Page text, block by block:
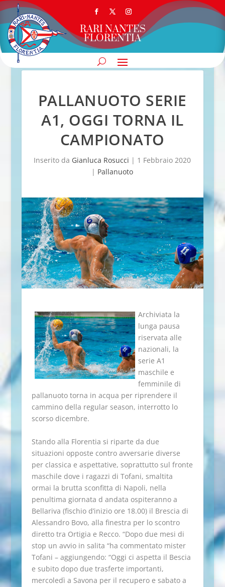
RARI NANTES
FLORENTIA
PALLANUOTO SERIE
A1, OGGI TORNA IL
CAMPIONATO
Inserito da Gianluca Rosucci | 1 Febbraio 2020
| Pallanuoto
Archiviata la
lunga pausa
riservata alle
nazionali, la
serie A1
maschile e
femminile di
pallanuoto torna in acqua per riprendere il
cammino della regular season, interrotto lo
scorso dicembre.
Stando alla Florentia si riparte da due
situazioni opposte contro avversarie diverse
per classica e aspettative, soprattutto sul fronte
maschile dove i ragazzi di Tofani, smaltita
ormai la brutta sconfitta di Napoli, nella
penultima giornata d andata ospiteranno a
Bellariva (fischio d’inizio ore 18.00) il Brescia di
Alessandro Bovo, alla finestra per lo scontro
diretto tra Ortigia e Recco. “Dopo due mesi di
stop un avvio in salita “ha commentato mister
Tofani – aggiungendo: “Oggi ci aspetta il Bescia
e subito dopo due trasferte importanti,
mercoledì a Savona per il recupero e sabato a